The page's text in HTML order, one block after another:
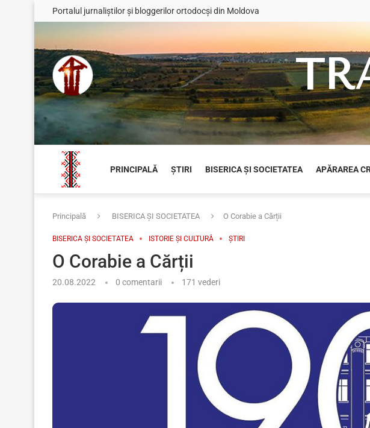
Portalul jurnaliștilor și bloggerilor ortodocși din Moldova
PRINCIPALĂ ȘTIRI BISERICA ȘI SOCIETATEA APĂRAREA
Principală BISERICA ȘI SOCIETATEA O Corabie a Cărții
BISERICA ȘI SOCIETATEA ISTORIE ȘI CULTURĂ ȘTIRI
O Corabie a Cărții
20.08.2022 0 comentarii 171 vederi